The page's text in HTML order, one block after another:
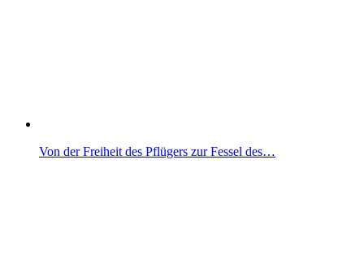
Von der Freiheit des Pflügers zur Fessel des…